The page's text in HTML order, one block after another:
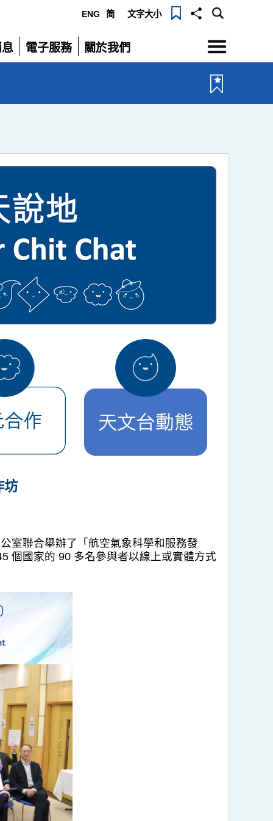
ENG 简 文字大小
電子服務
展
關於我們
展
選
單
坊
室聯合舉辦了「航空氣象科學和服務發
個國家的 90 多名參與者以線上或實體方式